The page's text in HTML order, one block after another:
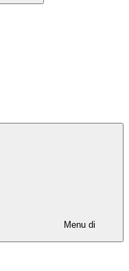
Menu di